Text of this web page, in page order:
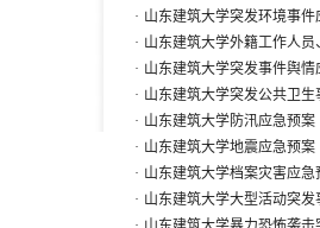
· 山东建筑大学突发环境事件
· 山东建筑大学外籍工作人
· 山东建筑大学突发事件舆情
· 山东建筑大学突发公共卫生
· 山东建筑大学防汛应急预案
· 山东建筑大学地震应急预案
· 山东建筑大学档案灾害应急
· 山东建筑大学大型活动突发